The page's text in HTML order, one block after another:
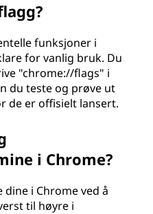
funksjoner i
for vanlig bruk. Du
"chrome://flags" i
du teste og prøve ut
de er offisielt lansert.
i Chrome?
i Chrome ved å
til høyre i